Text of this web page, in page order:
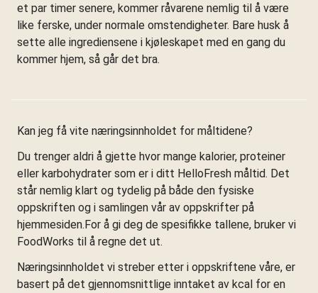
et par timer senere, kommer råvarene nemlig til å være
like ferske, under normale omstendigheter. Bare husk å
sette alle ingrediensene i kjøleskapet med en gang du
kommer hjem, så går det bra.
Kan jeg få vite næringsinnholdet for måltidene?
Du trenger aldri å gjette hvor mange kalorier, proteiner
eller karbohydrater som er i ditt HelloFresh måltid. Det
står nemlig klart og tydelig på både den fysiske
oppskriften og i samlingen vår av oppskrifter på
hjemmesiden.For å gi deg de spesifikke tallene, bruker vi
FoodWorks til å regne det ut.
Næringsinnholdet vi streber etter i oppskriftene våre, er
basert på det gjennomsnittlige inntaket av kcal for en